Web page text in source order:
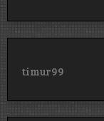
timur99